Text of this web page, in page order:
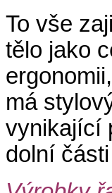
To vše
tělo jako
má
vynikající
dolní